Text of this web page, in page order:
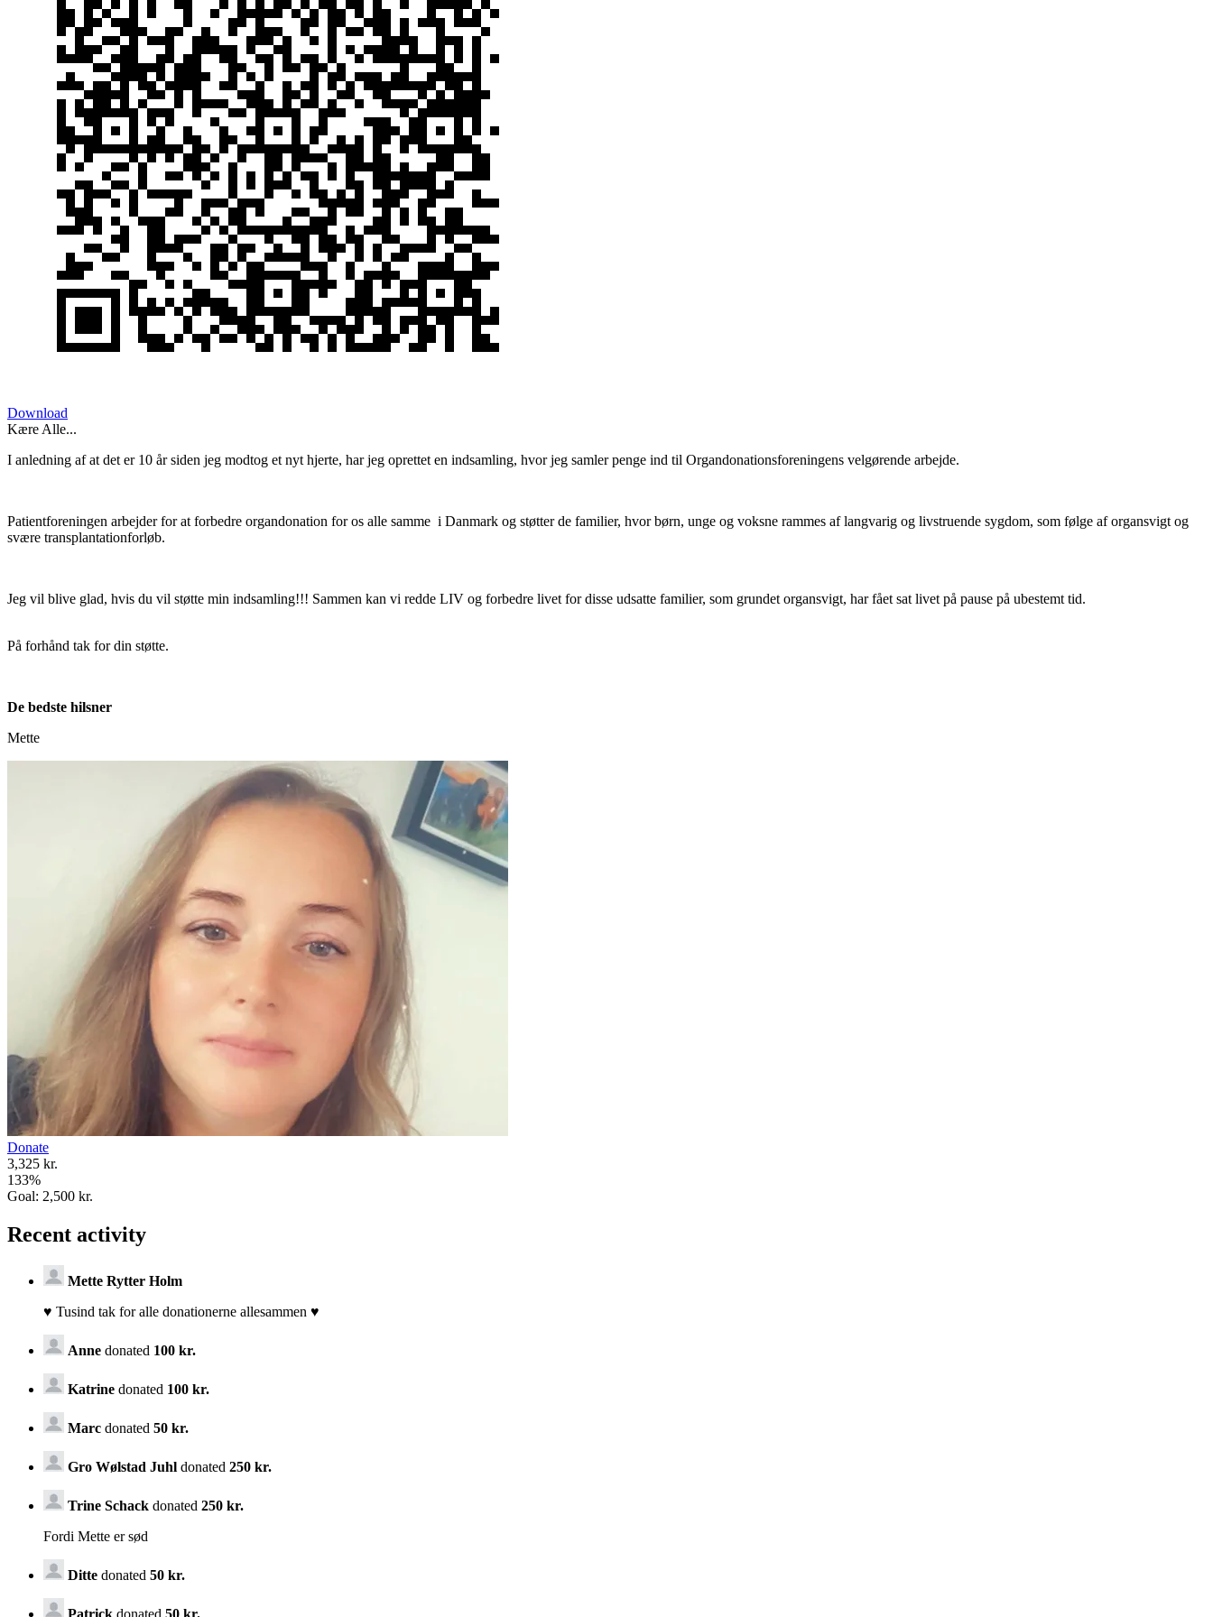
Download
Kære Alle...
I anledning af at det er 10 år siden jeg modtog et nyt hjerte, har jeg oprettet en indsamling, hvor jeg samler penge ind til Organdonationsforeningens velgørende arbejde.
Patientforeningen arbejder for at forbedre organdonation for os alle samme i Danmark og støtter de familier, hvor børn, unge og voksne rammes af langvarig og livstruende sygdom, som følge af organsvigt og
svære transplantationforløb.
Jeg vil blive glad, hvis du vil støtte min indsamling!!! Sammen kan vi redde LIV og forbedre livet for disse udsatte familier, som grundet organsvigt, har fået sat livet på pause på ubestemt tid.
På forhånd tak for din støtte.
De bedste hilsner
Mette
Donate
3,325 kr.
133%
Goal: 2,500 kr.
Recent activity
Mette Rytter Holm
♥️ Tusind tak for alle donationerne allesammen ♥️
Anne donated 100 kr.
Katrine donated 100 kr.
Marc donated 50 kr.
Gro Wølstad Juhl donated 250 kr.
Trine Schack donated 250 kr.
Fordi Mette er sød
Ditte donated 50 kr.
Patrick donated 50 kr.